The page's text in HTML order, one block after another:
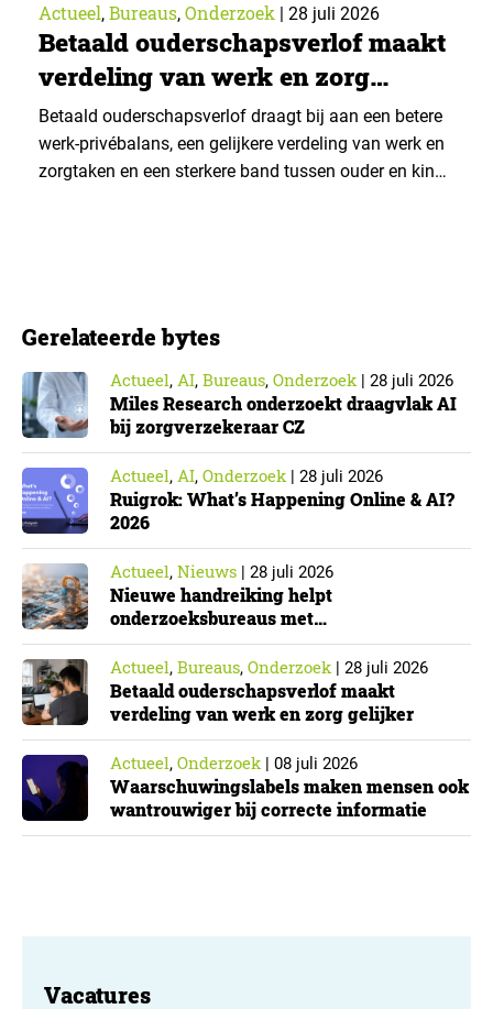
Actueel, Bureaus, Onderzoek | 28 juli 2026
Betaald ouderschapsverlof maakt
verdeling van werk en zorg
gelijker
Betaald ouderschapsverlof draagt bij aan een betere
werk-privébalans, een gelijkere verdeling van werk en
zorgtaken en een sterkere band tussen ouder en kind.
Gerelateerde bytes
Actueel, AI, Bureaus, Onderzoek| 28 juli 2026
Miles Research onderzoekt draagvlak AI
bij zorgverzekeraar CZ
Actueel, AI, Onderzoek| 28 juli 2026
Ruigrok: What’s Happening Online & AI?
2026
Actueel, Nieuws | 28 juli 2026
Nieuwe handreiking helpt
onderzoeksbureaus met
Cyberbeveiligingswet
Actueel, Bureaus, Onderzoek| 28 juli 2026
Betaald ouderschapsverlof maakt
verdeling van werk en zorg gelijker
Actueel, Onderzoek| 08 juli 2026
Waarschuwingslabels maken mensen ook
wantrouwiger bij correcte informatie
Vacatures